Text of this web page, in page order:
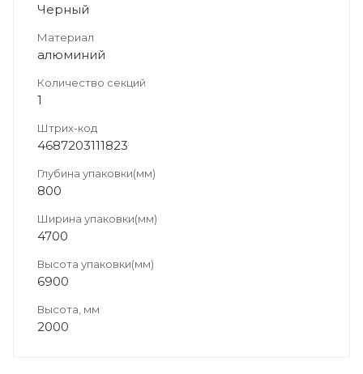
Черный
Материал
алюминий
Количество секций
1
Штрих-код
4687203111823
Глубина упаковки(мм)
800
Ширина упаковки(мм)
4700
Высота упаковки(мм)
6900
Высота, мм
2000